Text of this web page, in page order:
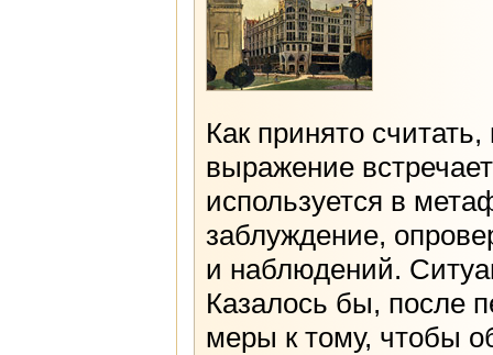
Как принято
выражение
используется в
заблуждение,
и наблюдений.
Казалось бы, после
меры к тому, чтобы